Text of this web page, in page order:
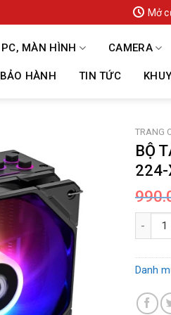
Mở
PC, MÀN HÌNH CAMERA
BẢO HÀNH TIN TỨC
TRANG
BỘ
224-
BỘ
Danh